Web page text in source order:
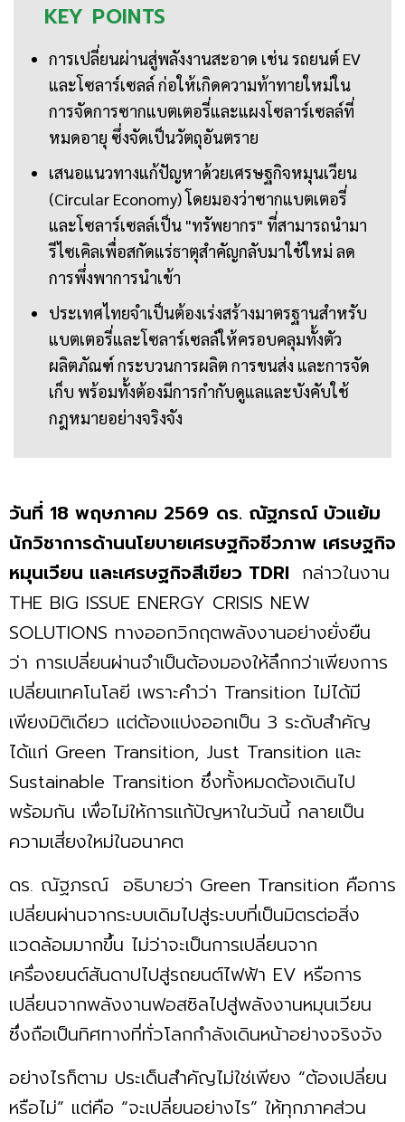
KEY POINTS
การเปลี่ยนผ่านสู่พลังงานสะอาด เช่น รถยนต์ EV
และโซลาร์เซลล์ ก่อให้เกิดความท้าทายใหม่ใน
การจัดการซากแบตเตอรี่และแผงโซลาร์เซลล์ที่
หมดอายุ ซึ่งจัดเป็นวัตถุอันตราย
เสนอแนวทางแก้ปัญหาด้วยเศรษฐกิจหมุนเวียน
(Circular Economy) โดยมองว่าซากแบตเตอรี่
และโซลาร์เซลล์เป็น "ทรัพยากร" ที่สามารถนำมา
รีไซเคิลเพื่อสกัดแร่ธาตุสำคัญกลับมาใช้ใหม่ ลด
การพึ่งพาการนำเข้า
ประเทศไทยจำเป็นต้องเร่งสร้างมาตรฐานสำหรับ
แบตเตอรี่และโซลาร์เซลล์ให้ครอบคลุมทั้งตัว
ผลิตภัณฑ์ กระบวนการผลิต การขนส่ง และการจัด
เก็บ พร้อมทั้งต้องมีการกำกับดูแลและบังคับใช้
กฎหมายอย่างจริงจัง
วันที่ 18 พฤษภาคม 2569 ดร. ณัฐภรณ์ บัวแย้ม
นักวิชาการด้านนโยบายเศรษฐกิจชีวภาพ เศรษฐกิจ
หมุนเวียน และเศรษฐกิจสีเขียว TDRI กล่าวในงาน
THE BIG ISSUE ENERGY CRISIS NEW
SOLUTIONS ทางออกวิกฤตพลังงานอย่างยั่งยืน
ว่า การเปลี่ยนผ่านจำเป็นต้องมองให้ลึกกว่าเพียงการ
เปลี่ยนเทคโนโลยี เพราะคำว่า Transition ไม่ได้มี
เพียงมิติเดียว แต่ต้องแบ่งออกเป็น 3 ระดับสำคัญ
ได้แก่ Green Transition, Just Transition และ
Sustainable Transition ซึ่งทั้งหมดต้องเดินไป
พร้อมกัน เพื่อไม่ให้การแก้ปัญหาในวันนี้ กลายเป็น
ความเสี่ยงใหม่ในอนาคต
ดร. ณัฐภรณ์ อธิบายว่า Green Transition คือการ
เปลี่ยนผ่านจากระบบเดิมไปสู่ระบบที่เป็นมิตรต่อสิ่ง
แวดล้อมมากขึ้น ไม่ว่าจะเป็นการเปลี่ยนจาก
เครื่องยนต์สันดาปไปสู่รถยนต์ไฟฟ้า EV หรือการ
เปลี่ยนจากพลังงานฟอสซิลไปสู่พลังงานหมุนเวียน
ซึ่งถือเป็นทิศทางที่ทั่วโลกกำลังเดินหน้าอย่างจริงจัง
อย่างไรก็ตาม ประเด็นสำคัญไม่ใช่เพียง “ต้องเปลี่ยน
หรือไม่” แต่คือ “จะเปลี่ยนอย่างไร” ให้ทุกภาคส่วน